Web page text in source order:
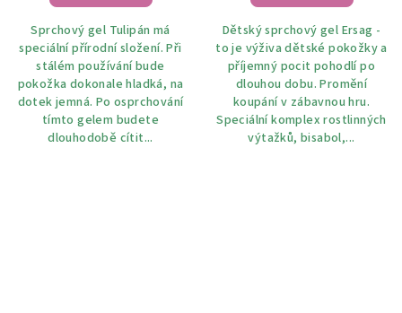
Sprchový gel Tulipán má
speciální přírodní složení. Při
stálém používání bude
pokožka dokonale hladká, na
dotek jemná. Po osprchování
tímto gelem budete
dlouhodobě cítit...
Dětský sprchový gel Ersag -
to je výživa dětské pokožky a
příjemný pocit pohodlí po
dlouhou dobu. Promění
koupání v zábavnou hru.
Speciální komplex rostlinných
výtažků, bisabol,...